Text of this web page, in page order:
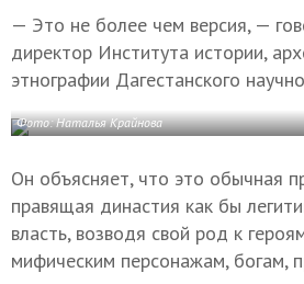
— Это не более чем версия, —
директор Института истории,
этнографии Дагестанского
Фото: Наталья Крайнова
Он объясняет, что это обычная
правящая династия как бы
власть, возводя свой род к
мифическим персонажам, богам,